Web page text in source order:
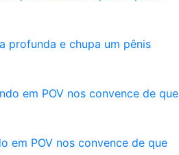
profunda e chupa um pênis
em POV nos convence de que